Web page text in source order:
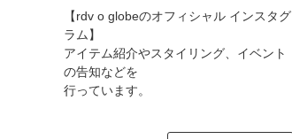
【rdv o globeのオフィシャル インスタグ
ラム】
アイテム紹介やスタイリング、イベント
の告知などを
行っています。